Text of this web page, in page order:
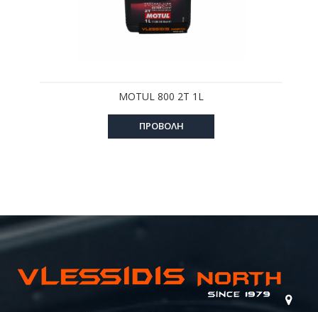
MOTUL 800 2T 1L
ΠΡΟΒΟΛΗ